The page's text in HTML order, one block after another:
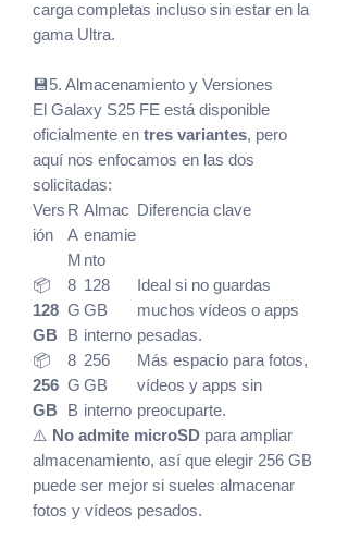
carga completas incluso sin estar en la
gama Ultra.
💾5. Almacenamiento y Versiones
El Galaxy S25 FE está disponible
oficialmente en tres variantes, pero
aquí nos enfocamos en las dos
solicitadas:
Vers
ión
R
A
M
Almac
enamie
nto
Diferencia clave
📦
128
GB
8
G
B
128
GB
interno
Ideal si no guardas
muchos vídeos o apps
pesadas.
📦
256
GB
8
G
B
256
GB
interno
Más espacio para fotos,
vídeos y apps sin
preocuparte.
⚠️ No admite microSD para ampliar
almacenamiento, así que elegir 256 GB
puede ser mejor si sueles almacenar
fotos y vídeos pesados.